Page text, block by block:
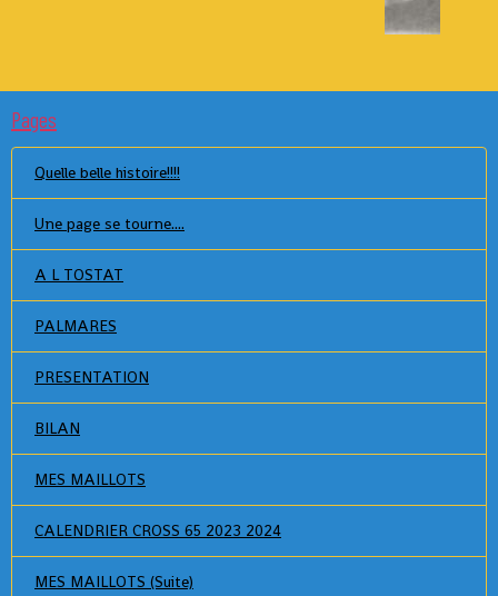
Pages
Quelle belle histoire!!!!
Une page se tourne....
A L TOSTAT
PALMARES
PRESENTATION
BILAN
MES MAILLOTS
CALENDRIER CROSS 65 2023 2024
MES MAILLOTS (Suite)